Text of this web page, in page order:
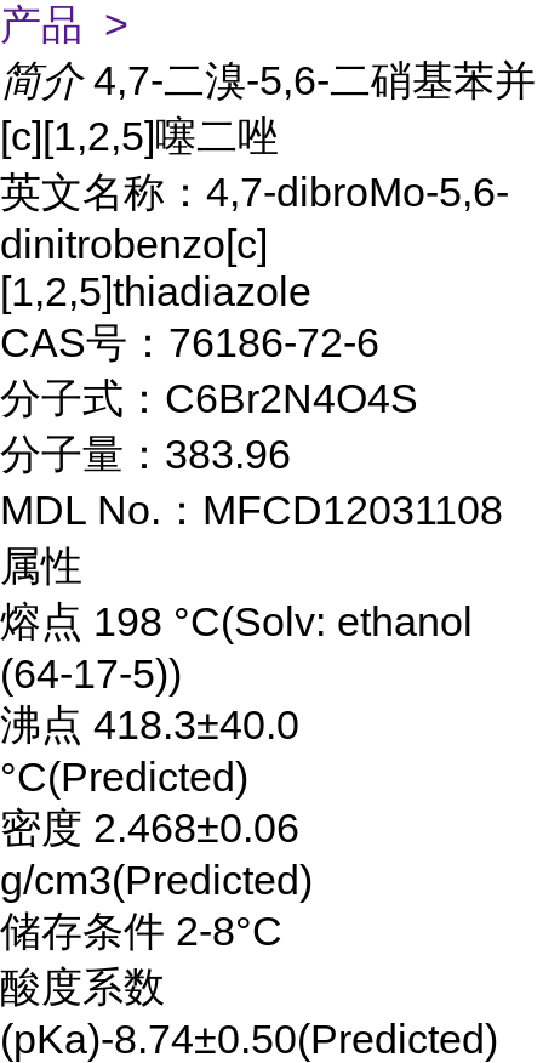
产品 >
简介 4,7-二溴-5,6-二硝基苯并
[c][1,2,5]噻二唑
英文名称：4,7-dibroMo-5,6-
dinitrobenzo[c]
[1,2,5]thiadiazole
CAS号：76186-72-6
分子式：C6Br2N4O4S
分子量：383.96
MDL No.：MFCD12031108
属性
熔点 198 °C(Solv: ethanol
(64-17-5))
沸点 418.3±40.0
°C(Predicted)
密度 2.468±0.06
g/cm3(Predicted)
储存条件 2-8°C
酸度系数
(pKa)-8.74±0.50(Predicted)